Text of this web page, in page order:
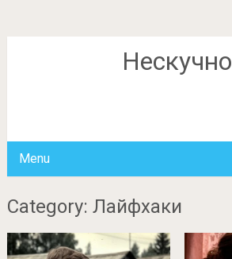
Нескучно
Menu
Category: Лайфхаки